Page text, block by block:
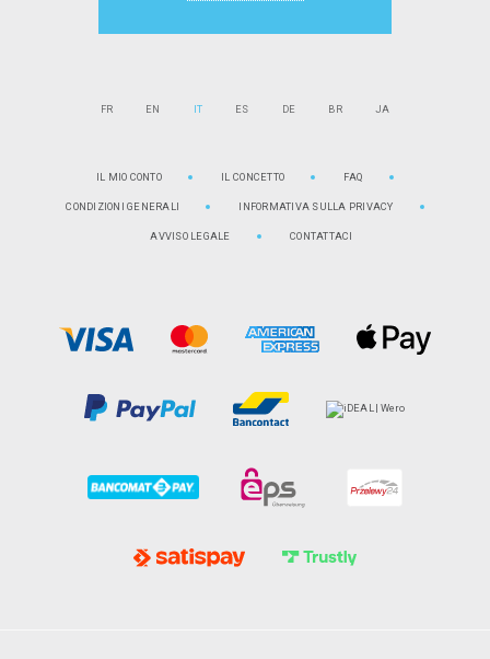
FR EN IT ES DE BR JA
IL MIO CONTO IL CONCETTO FAQ
CONDIZIONI GENERALI INFORMATIVA SULLA PRIVACY
AVVISO LEGALE CONTATTACI